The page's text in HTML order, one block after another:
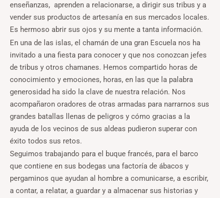
enseñanzas, aprenden a relacionarse, a dirigir sus tribus y a
vender sus productos de artesanía en sus mercados locales.
Es hermoso abrir sus ojos y su mente a tanta información.
En una de las islas, el chamán de una gran Escuela nos ha
invitado a una fiesta para conocer y que nos conozcan jefes
de tribus y otros chamanes. Hemos compartido horas de
conocimiento y emociones, horas, en las que la palabra
generosidad ha sido la clave de nuestra relación. Nos
acompañaron oradores de otras armadas para narrarnos sus
grandes batallas llenas de peligros y cómo gracias a la
ayuda de los vecinos de sus aldeas pudieron superar con
éxito todos sus retos.
Seguimos trabajando para el buque francés, para el barco
que contiene en sus bodegas una factoría de ábacos y
pergaminos que ayudan al hombre a comunicarse, a escribir,
a contar, a relatar, a guardar y a almacenar sus historias y